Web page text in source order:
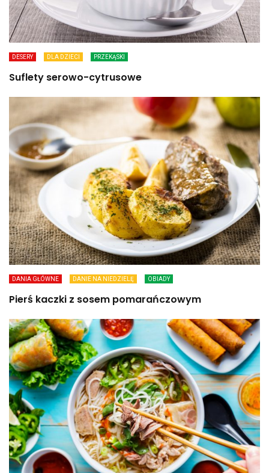
DESERY DLA DZIECI PRZEKĄSKI
Suflety serowo-cytrusowe
DANIA GŁÓWNE DANIE NA NIEDZIELĘ OBIADY
Pierś kaczki z sosem pomarańczowym